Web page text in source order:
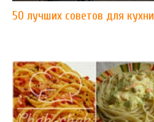
50 лучших советов для кухни